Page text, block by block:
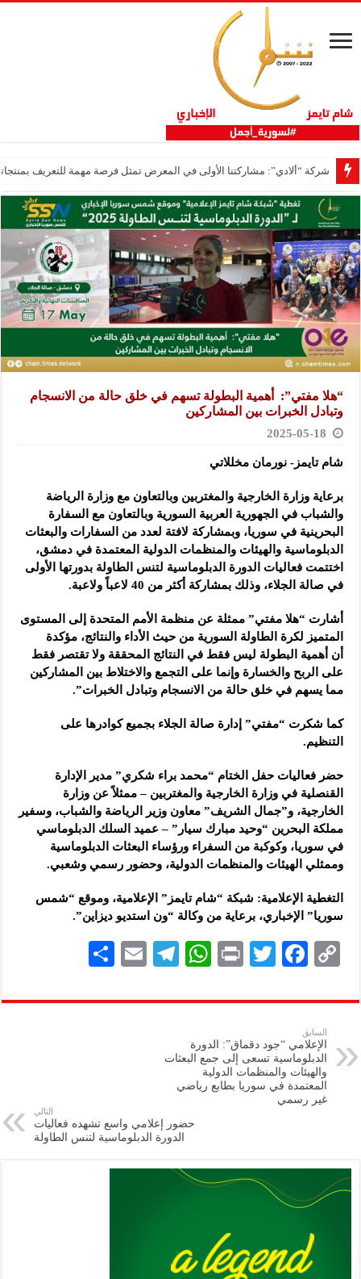
شركة “ألادي”: مشاركتنا الأولى في المعرض تمثل فرصة مهمة للتعريف
“هلا مفتي”: أهمية البطولة تسهم في خلق حالة من الانسجام
وتبادل الخبرات بين المشاركين
2025-05-18
شام تايمز- نورمان مخللاتي
برعاية وزارة الخارجية والمغتربين وبالتعاون مع وزارة الرياضة
والشباب في الجهورية العربية السورية وبالتعاون مع السفارة
البحرينية في سوريا، وبمشاركة لافتة لعدد من السفارات والبعثات
الدبلوماسية والهيئات والمنظمات الدولية المعتمدة في دمشق،
اختتمت فعاليات الدورة الدبلوماسية لتنس الطاولة بدورتها الأولى
في صالة الجلاء، وذلك بمشاركة أكثر من 40 لاعباً ولاعبة.
أشارت “هلا مفتي” ممثلة عن منظمة الأمم المتحدة إلى المستوى
المتميز لكرة الطاولة السورية من حيث الأداء والنتائج، مؤكدة
أن أهمية البطولة ليس فقط في النتائج المحققة ولا تقتصر فقط
على الربح والخسارة وإنما على التجمع والاختلاط بين المشاركين
مما يسهم في خلق حالة من الانسجام وتبادل الخبرات”.
كما شكرت “مفتي” إدارة صالة الجلاء بجميع كوادرها على
التنظيم.
حضر فعاليات حفل الختام “محمد براء شكري” مدير الإدارة
القنصلية في وزارة الخارجية والمغتربين – ممثلاً عن وزارة
الخارجية، و”جمال الشريف” معاون وزير الرياضة والشباب، وسفير
مملكة البحرين “وحيد مبارك سيار” – عميد السلك الدبلوماسي
في سوريا، وكوكبة من السفراء ورؤساء البعثات الدبلوماسية
وممثلي الهيئات والمنظمات الدولية، وحضور رسمي وشعبي.
التغطية الإعلامية: شبكة “شام تايمز” الإعلامية، وموقع “شمس
سوريا” الإخباري، برعاية من وكالة “ون استديو ديزاين”.
C
p
y
Li
n
k
F
eb
k
T
tt
P
nt
W
at
A
p
Te
gr
E
ai
ar
السابق
الإعلامي “جود دقماق”: الدورة
الدبلوماسية تسعى إلى جمع البعثات
والهيئات والمنظمات الدولية
المعتمدة في سوريا بطابع رياضي
غير رسمي
التالي
حضور إعلامي واسع تشهده فعاليات
الدورة الدبلوماسية لتنس الطاولة